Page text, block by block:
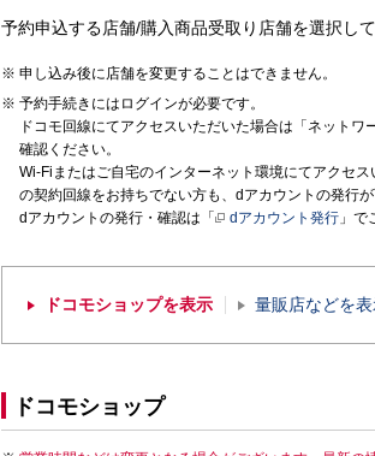
予約申込する店舗/購入商品受取り店舗を選択して
申し込み後に店舗を変更することはできません。
予約手続きにはログインが必要です。
ドコモ回線にてアクセスいただいた場合は「ネット
確認ください。
Wi-Fiまたはご自宅のインターネット環境にてアクセ
の契約回線をお持ちでない方も、dアカウントの発行が
dアカウントの発行・確認は「
dアカウント発行 」で
ドコモショップを表示 量販店などを
ドコモショップ